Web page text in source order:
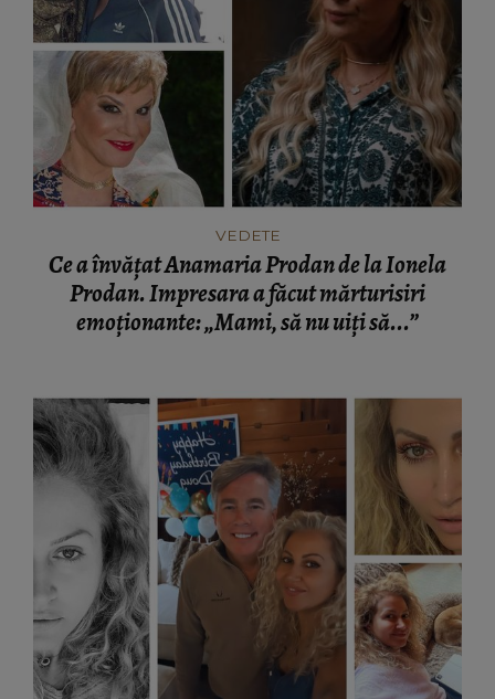
VEDETE
Ce a învățat Anamaria Prodan de la Ionela
Prodan. Impresara a făcut mărturisiri
emoționante: „Mami, să nu uiți să...”